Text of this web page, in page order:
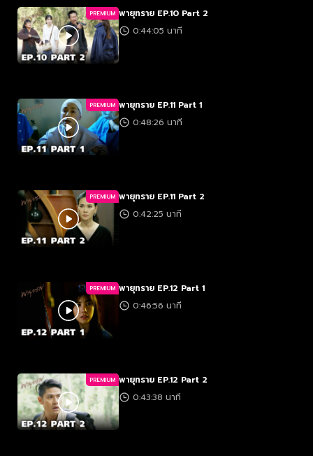
PREMIUM พายุทราย EP.10 Part 2
0:44:05 นาที
PREMIUM พายุทราย EP.11 Part 1
0:48:26 นาที
PREMIUM พายุทราย EP.11 Part 2
0:42:25 นาที
PREMIUM พายุทราย EP.12 Part 1
0:46:56 นาที
PREMIUM พายุทราย EP.12 Part 2
0:43:38 นาที